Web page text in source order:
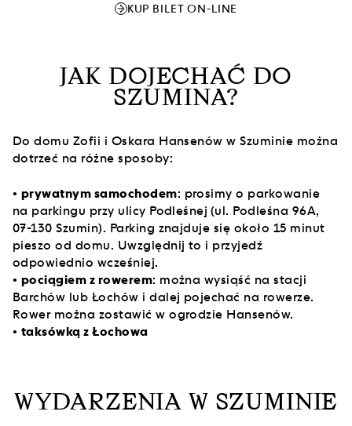
KUP BILET ON-LINE
JAK DOJECHAĆ DO
SZUMINA?
Do domu Zofii i Oskara Hansenów w Szuminie można
dotrzeć na różne sposoby:
• prywatnym samochodem: prosimy o parkowanie
na parkingu przy ulicy Podleśnej (ul. Podleśna 96A,
07-130 Szumin). Parking znajduje się około 15 minut
pieszo od domu. Uwzględnij to i przyjedź
odpowiednio wcześniej.
• pociągiem z rowerem: można wysiąść na stacji
Barchów lub Łochów i dalej pojechać na rowerze.
Rower można zostawić w ogrodzie Hansenów.
• taksówką z Łochowa
WYDARZENIA W SZUMINIE